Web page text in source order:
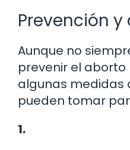
Prevención y
Aunque no
prevenir el aborto
algunas medidas
pueden tomar
1.